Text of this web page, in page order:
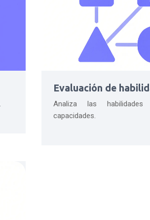
Evaluación de
Analiza las
capacidades.